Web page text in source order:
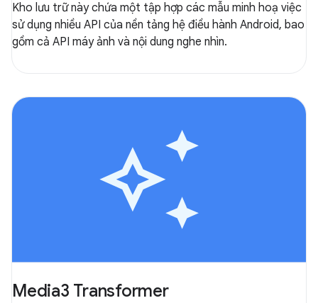
Kho lưu trữ này chứa một tập hợp các mẫu minh hoạ việc
sử dụng nhiều API của nền tảng hệ điều hành Android, bao
gồm cả API máy ảnh và nội dung nghe nhìn.
Media3 Transformer